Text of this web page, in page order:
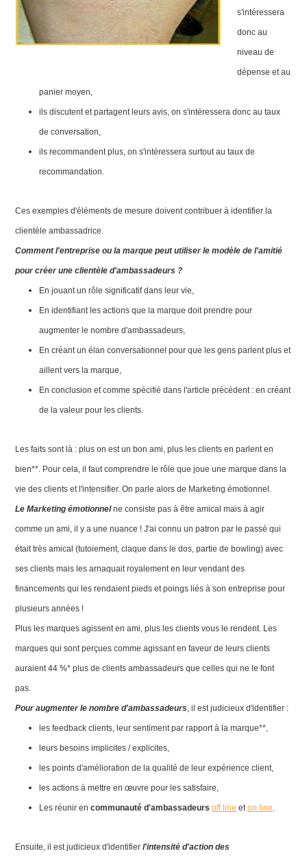
s'intéressera
donc au
niveau de
dépense et au
panier moyen,
ils discutent et partagent leurs avis, on s'intéressera donc au taux
de conversation,
ils recommandent plus, on s'intéressera surtout au taux de
recommandation.
Ces exemples d'éléments de mesure doivent contribuer à identifier la
clientèle ambassadrice.
Comment l'entreprise ou la marque peut utiliser le modèle de l'amitié
pour créer une clientèle d'ambassadeurs ?
En jouant un rôle significatif dans leur vie,
En identifiant les actions que la marque doit prendre pour
augmenter le nombre d'ambassadeurs,
En créant un élan conversationnel pour que les gens parlent plus et
aillent vers la marque,
En conclusion et comme spécifié dans l'article précédent : en créant
de la valeur pour les clients.
Les faits sont là : plus on est un bon ami, plus les clients en parlent en
bien**. Pour cela, il faut comprendre le rôle que joue une marque dans la
vie des clients et l'intensifier. On parle alors de Marketing émotionnel.
Le Marketing émotionnelne consiste pas à être amical mais à agir
comme un ami, il y a une nuance ! J'ai connu un patron par le passé qui
était très amical (tutoiement, claque dans le dos, partie de bowling) avec
ses clients mais les arnaquait royalement en leur vendant des
financements qui les rendaient pieds et poings liés à son entreprise pour
plusieurs années !
Plus les marques agissent en ami, plus les clients vous le rendent. Les
marques qui sont perçues comme agissant en faveur de leurs clients
auraient 44 %* plus de clients ambassadeurs que celles qui ne le font
pas.
Pour augmenter le nombre d'ambassadeurs , il est judicieux d'identifier :
les feedback clients, leur sentiment par rapport à la marque**,
leurs besoins implicites / explicites,
les points d'amélioration de la qualité de leur expérience client,
les actions à mettre en œuvre pour les satisfaire,
Les réunir encommunauté d'ambassadeurs off line eton line
Ensuite, il est judicieux d'identifier l'intensité d'action des